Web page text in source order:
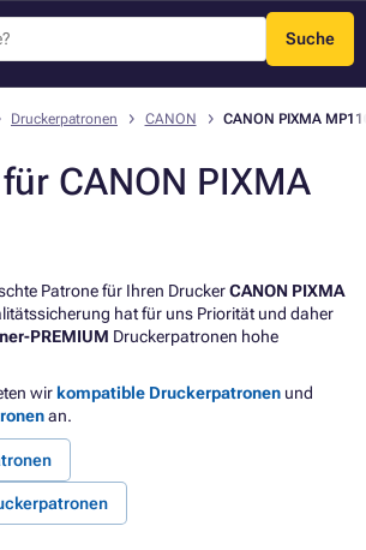
Suche
Menü
Druckerpatronen CANON CANON PIXMA
CANON PIXMA
Patrone für Ihren DruckerCANON PIXMA
hat für uns Priorität und daher
PREMIUM Druckerpatronen hohe
wir kompatible Druckerpatronen und
an.